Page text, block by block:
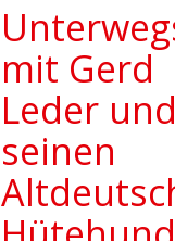
mit Gerd
Leder und
seinen